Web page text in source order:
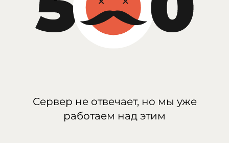
Сервер не отвечает, но мы уже
работаем над этим